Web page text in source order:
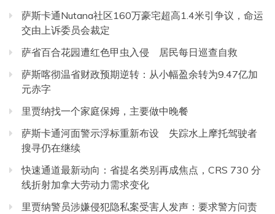
萨斯卡通Nutana社区160万豪宅超高1.4米引争议，命运
交由上诉委员会裁定
萨省百合花园遭红色甲虫入侵 居民每日巡查自救
萨斯喀彻温省财政预期逆转：从小幅盈余转为9.47亿加
元赤字
里贾纳找一个家庭保姆，主要做中晚餐
萨斯卡通河面警示浮标重新布设 失踪水上摩托驾驶者
搜寻仍在继续
快速通道最新动向：省提名类别再成焦点，CRS 730 分
线折射加拿大劳动力需求变化
里贾纳警员涉嫌侵犯隐私案受害人发声：要求警方问责